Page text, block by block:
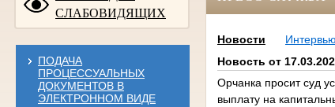
СЛАБОВИДЯЩИХ
ПОДАЧА
ПРОЦЕССУАЛЬНЫХ
ДОКУМЕНТОВ В
ЭЛЕКТРОННОМ ВИДЕ
Новости
Новость от
Орчанка просит суд
выплату на